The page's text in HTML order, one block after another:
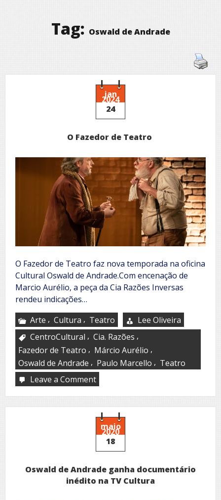
Tag: Oswald de Andrade
jan
2024
24
O Fazedor de Teatro
O Fazedor de Teatro faz nova temporada na oficina
Cultural Oswald de Andrade.Com encenação de
Marcio Aurélio, a peça da Cia Razões Inversas
rendeu indicações…
Arte , Cultura , Teatro
Lee Oliveira
CentroCultural , Cia. Razões ,
Fazedor de Teatro , Márcio Aurélio ,
Oswald de Andrade , Paulo Marcello , Teatro
Leave a Commenton
Fazedor
de
Teatro
maio
2020
18
Oswald de Andrade ganha documentário
inédito na TV Cultura